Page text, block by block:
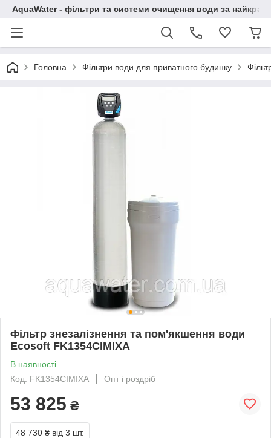
AquaWater - фільтри та системи очищення води за
Головна Фільтри води для приватного будинку
Фільтр знезалізнення та пом'якшення води
Ecosoft FK1354CIMIXA
В наявності
Код: FK1354CIMIXA
Опт і роздріб
53 825 ₴
48 730 ₴ від 3 шт.